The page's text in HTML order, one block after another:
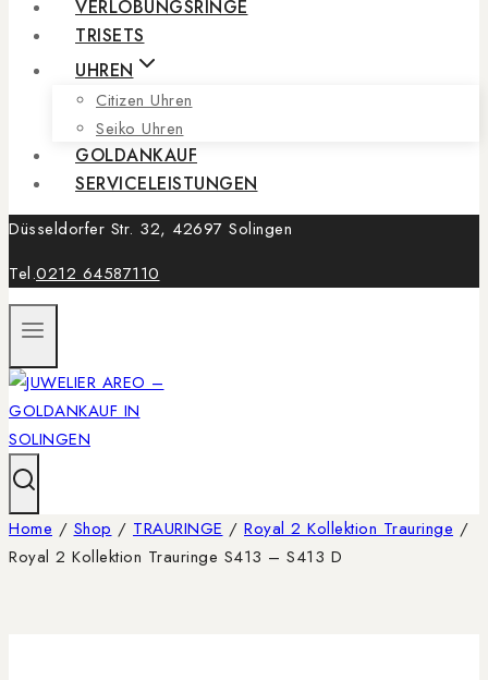
VERLOBUNGSRINGE
TRISETS
UHREN
Citizen Uhren
Seiko Uhren
GOLDANKAUF
SERVICELEISTUNGEN
Düsseldorfer Str. 32, 42697 Solingen
Tel.0212 64587110
Home / Shop / TRAURINGE / Royal 2 Kollektion Trauringe /
Royal 2 Kollektion Trauringe S413 – S413 D